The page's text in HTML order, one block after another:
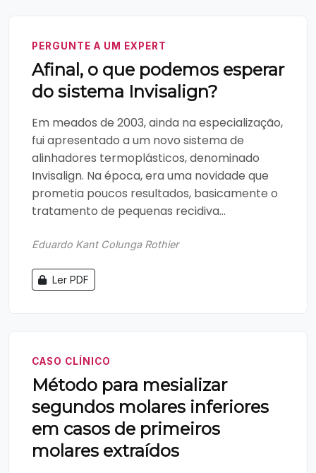
PERGUNTE A UM EXPERT
Afinal, o que podemos esperar
do sistema Invisalign?
Em meados de 2003, ainda na especialização,
fui apresentado a um novo sistema de
alinhadores termoplásticos, denominado
Invisalign. Na época, era uma novidade que
prometia poucos resultados, basicamente o
tratamento de pequenas recidiva...
Eduardo Kant Colunga Rothier
Ler PDF
CASO CLÍNICO
Método para mesializar
segundos molares inferiores
em casos de primeiros
molares extraídos